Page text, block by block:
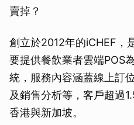
賣掉？
創立於2012年的iCHEF，
要提供餐飲業者雲端POS
統，服務內容涵蓋線上訂
及銷售分析等，客戶超過
香港與新加坡。